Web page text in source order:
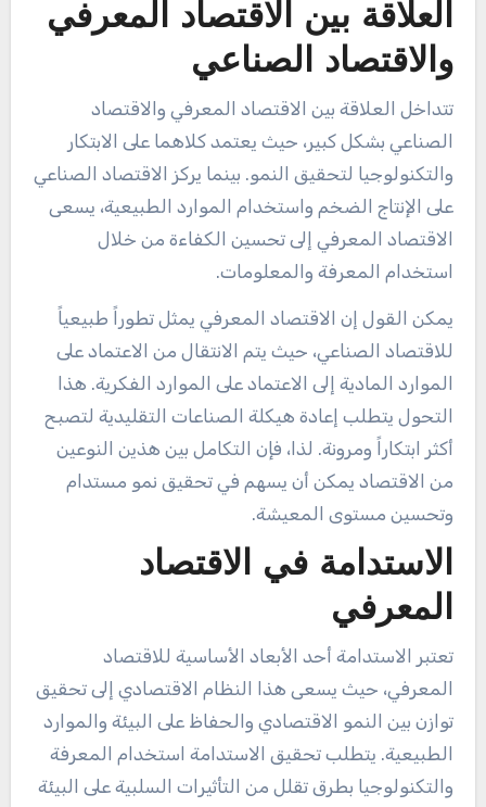
العلاقة بين الاقتصاد المعرفي
والاقتصاد الصناعي
تتداخل العلاقة بين الاقتصاد المعرفي والاقتصاد
الصناعي بشكل كبير، حيث يعتمد كلاهما على الابتكار
والتكنولوجيا لتحقيق النمو. بينما يركز الاقتصاد الصناعي
على الإنتاج الضخم واستخدام الموارد الطبيعية، يسعى
الاقتصاد المعرفي إلى تحسين الكفاءة من خلال
استخدام المعرفة والمعلومات.
يمكن القول إن الاقتصاد المعرفي يمثل تطوراً طبيعياً
للاقتصاد الصناعي، حيث يتم الانتقال من الاعتماد على
الموارد المادية إلى الاعتماد على الموارد الفكرية. هذا
التحول يتطلب إعادة هيكلة الصناعات التقليدية لتصبح
أكثر ابتكاراً ومرونة. لذا، فإن التكامل بين هذين النوعين
من الاقتصاد يمكن أن يسهم في تحقيق نمو مستدام
وتحسين مستوى المعيشة.
الاستدامة في الاقتصاد
المعرفي
تعتبر الاستدامة أحد الأبعاد الأساسية للاقتصاد
المعرفي، حيث يسعى هذا النظام الاقتصادي إلى تحقيق
توازن بين النمو الاقتصادي والحفاظ على البيئة والموارد
الطبيعية. يتطلب تحقيق الاستدامة استخدام المعرفة
والتكنولوجيا بطرق تقلل من التأثيرات السلبية على البيئة